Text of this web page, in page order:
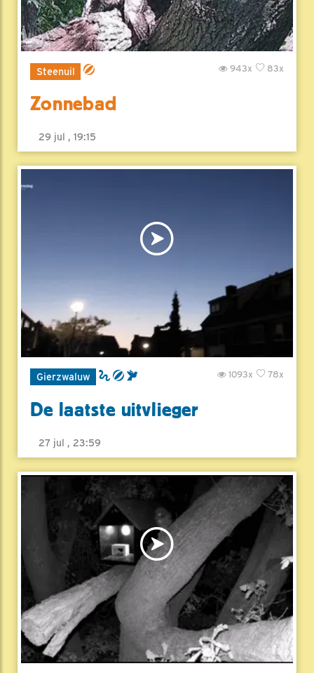
Steenuil 83x
943x
Zonnebad
29 jul , 19:15
Gierzwaluw 78x
1093x
De laatste uitvlieger
27 jul , 23:59